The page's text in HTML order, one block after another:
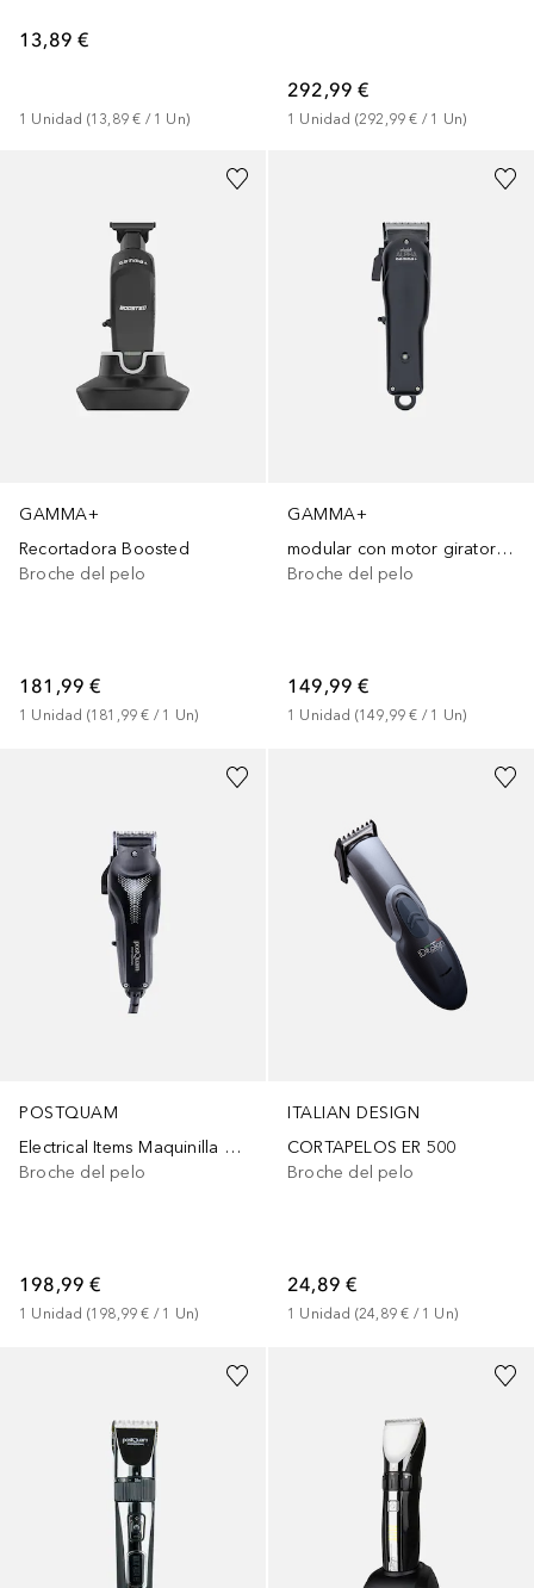
13,89 €
1 Unidad (13,89 € / 1 Un)
292,99 €
1 Unidad (292,99 € / 1 Un)
GAMMA+
Recortadora Boosted
Broche del pelo
181,99 €
1 Unidad (181,99 € / 1 Un)
GAMMA+
modular con motor giratorio Alfa absoluto
Broche del pelo
149,99 €
1 Unidad (149,99 € / 1 Un)
POSTQUAM
Electrical Items Maquinilla Profesional Baber Mate Pro
Broche del pelo
198,99 €
1 Unidad (198,99 € / 1 Un)
ITALIAN DESIGN
CORTAPELOS ER 500
Broche del pelo
24,89 €
1 Unidad (24,89 € / 1 Un)